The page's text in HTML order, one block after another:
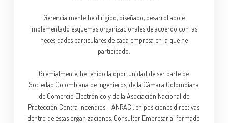
Gerencialmente he dirigido, diseñado, desarrollado e
implementado esquemas organizacionales de acuerdo con las
necesidades particulares de cada empresa en la que he
participado.
Gremialmente, he tenido la oportunidad de ser parte de
Sociedad Colombiana de Ingenieros, de la Cámara Colombiana
de Comercio Electrónico y de la Asociación Nacional de
Protección Contra Incendios – ANRACI, en posiciones directivas
dentro de estas organizaciones. Consultor Empresarial formado